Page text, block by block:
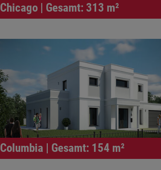
Chicago | Gesamt: 313 m²
Columbia | Gesamt: 154 m²